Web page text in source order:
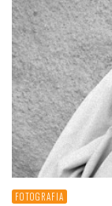
FOTOGRAFIA